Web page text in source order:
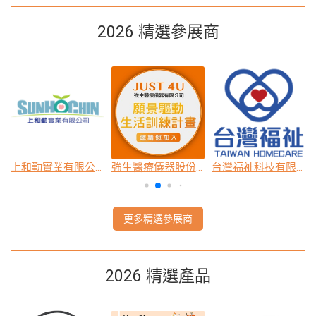
2026 精選參展商
上和勤實業有限公司 強生醫療儀器股份有限公司 台灣福祉科技有限公司
更多精選參展商
2026 精選產品